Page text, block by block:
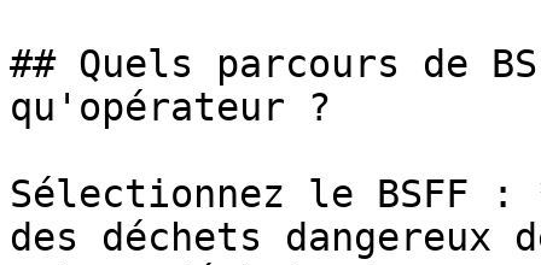
## Quels parcours de
qu'opérateur ?
Sélectionnez le BSFF
des déchets